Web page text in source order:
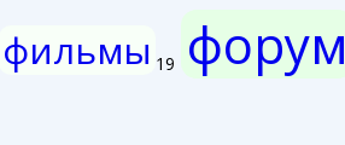
фильмы 19 форум